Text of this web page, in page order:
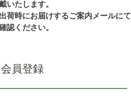
いたします。
にお届けするご案内メールにて
認ください。
会員登録